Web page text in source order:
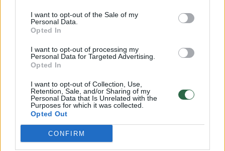
I want to opt-out of the Sale of my
Personal Data.
Opted In
I want to opt-out of processing my
Personal Data for Targeted Advertising.
Opted In
I want to opt-out of Collection, Use,
Retention, Sale, and/or Sharing of my
Personal Data that Is Unrelated with the
Purposes for which it was collected.
Opted Out
CONFIRM
vaiko gyvybių išgelbėti nepavyko
Žinios | Lietuvos diena
Savaitės vidurys nusimato karštas: temperatūra kils iki
32 laipsnių šilumos
Žinios | Orai
Nufilmavo, kaip patvino Vilniaus Vakarinis aplinkkelis:
vaizdas pribloškia